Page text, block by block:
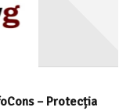
– Protecția